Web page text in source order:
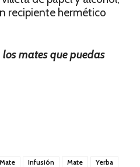
recipiente hermético
mates que puedas
Infusión Mate Yerba